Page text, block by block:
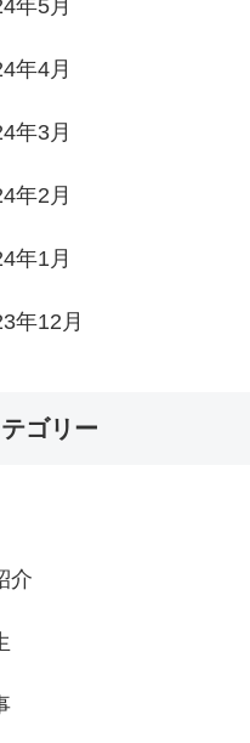
年5月
年4月
年3月
年2月
年1月
年12月
ゴリー
介